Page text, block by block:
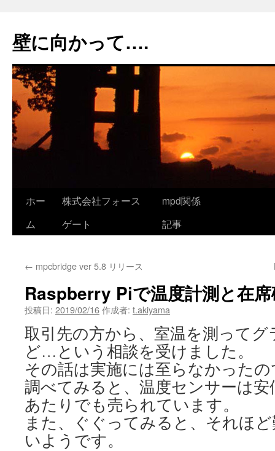
テ
ン
へ
ス
キ
ッ
プ
壁に向かって….
ホー
ム
株式会社フォース
ゲート
mpd関係
記事
← mpcbridge ver 5.8 リリース
Raspberry Piで温度計測と在
投稿日: 2019/02/16作成者: t.akiyama
取引先の方から、室温を測って
ど…という相談を受けました。
その話は実施には至らなかった
調べてみると、温度センサーは安
あたりでも売られています。
また、ぐぐってみると、それほ
いようです。